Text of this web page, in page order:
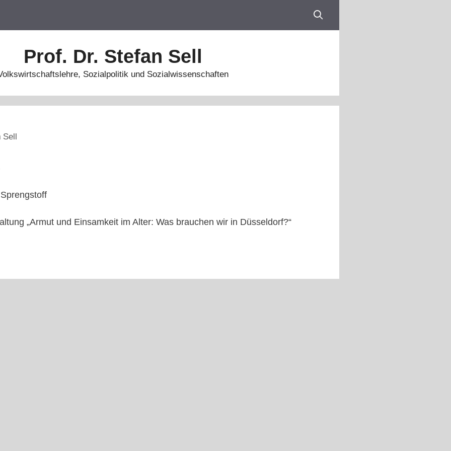
Prof. Dr. Stefan Sell
Sozialpolitik und Sozialwissenschaften
Sell
„Armut und Einsamkeit im Alter: Was brauchen wir in Düsseldorf?“